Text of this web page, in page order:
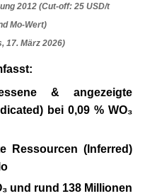
2012 (Cut-off: 25 USD/t
Mo-Wert)
17. März 2026)
& angezeigte
bei 0,09 % WO₃
Ressourcen (Inferred)
und rund 138 Millionen